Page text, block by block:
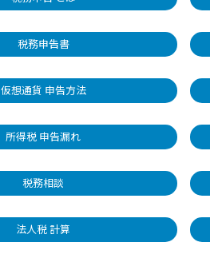
税務申告書
仮想通貨 申告方法
所得税 申告漏れ
税務相談
法人税 計算